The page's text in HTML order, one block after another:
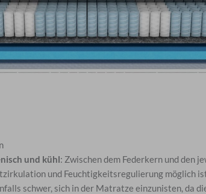
und kühl: Zwischen dem Federkern und den
und Feuchtigkeitsregulierung möglich
schwer, sich in der Matratze einzunisten, da